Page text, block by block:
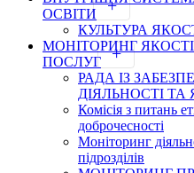
ОСВІТИ
КУЛЬТУРА
МОНІТОРИНГ
ПОСЛУГ
РАДА ІЗ
ДІЯЛЬНОСТІ
Комісія з питань
доброчесності
Моніторинг
підрозділів